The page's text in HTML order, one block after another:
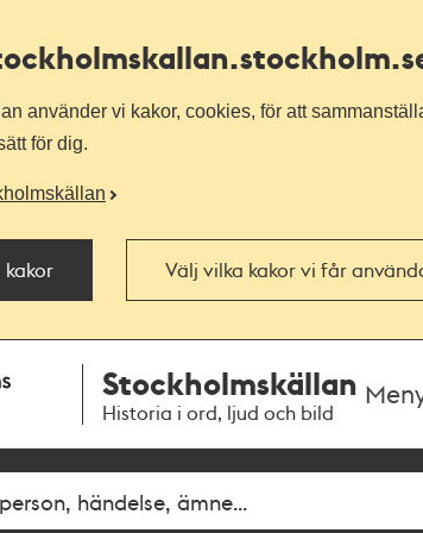
använder vi kakor, cookies, för att
för dig.
kakor Välj vilka kakor vi får
Stockholmskällan
Historia i ord, ljud och bild